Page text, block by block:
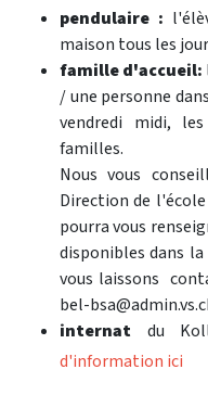
pendulaire :
maison tous les
famille d'accueil:
/ une personne
vendredi midi,
familles.
Nous vous
Direction de
pourra vous
disponibles dans
vous laissons
bel-
internat du
d'information ici